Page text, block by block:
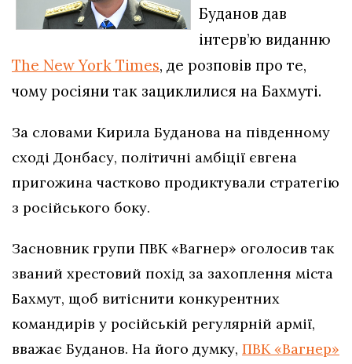
Буданов дав
інтерв’ю виданню
The New York Times, де розповів про те,
чому росіяни так зациклилися на Бахмуті.
За словами Кирила Буданова на південному
сході Донбасу, політичні амбіції євгена
пригожина частково продиктували стратегію
з російського боку.
Засновник групи ПВК «Вагнер» оголосив так
званий хрестовий похід за захоплення міста
Бахмут, щоб витіснити конкурентних
командирів у російській регулярній армії,
вважає Буданов. На його думку, ПВК «Вагнер»